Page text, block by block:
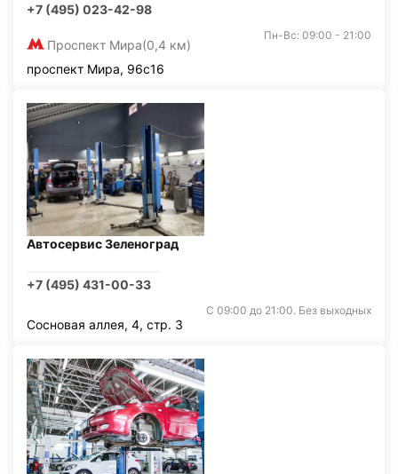
+7 (495) 023-42-98
Проспект Мира(0,4 км)
Пн-Вс: 09:00 - 21:00
проспект Мира, 96с16
Автосервис Зеленоград
+7 (495) 431-00-33
С 09:00 до 21:00. Без выходных
Сосновая аллея, 4, стр. 3